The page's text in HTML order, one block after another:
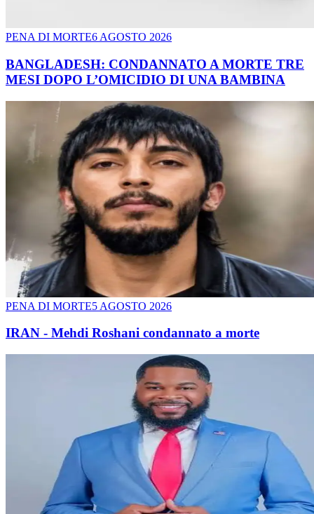
PENA DI MORTE6 AGOSTO 2026
BANGLADESH: CONDANNATO A MORTE TRE
MESI DOPO L’OMICIDIO DI UNA BAMBINA
PENA DI MORTE5 AGOSTO 2026
IRAN - Mehdi Roshani condannato a morte